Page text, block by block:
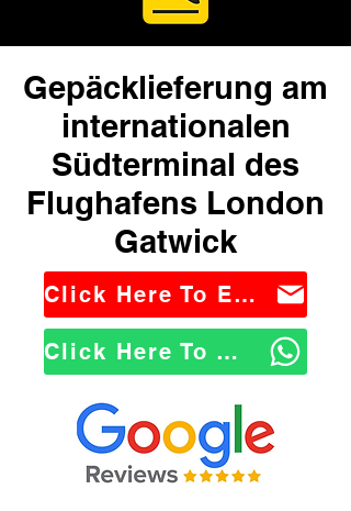
Gepäcklieferung am
internationalen
Südterminal des
Flughafens London
Gatwick
Click Here To Email Us
Click Here To WhatsApp Us